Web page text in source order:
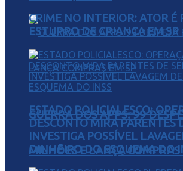
GUERRA DOS APPS: 99
MILHÕES E LANÇA COMPRAS
CRIME NO INTERIOR: ATOR É
ESTUPRO DE CRIANÇA EM SP
ESTADO POLICIALESCO:
DESCONTO MIRA PARENTES
INVESTIGA POSSÍVEL
DINHEIRO DO ESQUEMA DO